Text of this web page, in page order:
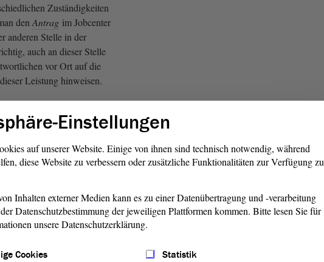
Zuständigkeiten
den Antrag im Jobcenter
anderen Stelle in der
auch an dieser Stelle
vor Ort auf die
Leistung hinweisen.
Appell auch an die
und der freien
Jugendhilfe, auf das
zu machen - ich
schon sehr vorbildlich -
Möglichkeit der
Das Land kann den
wie man die
denn in den
Städten, denen das
obliegt,
Einstellungen
auf unserer Website. Einige von ihnen sind technisch notwendig, während
diese Website zu verbessern oder zusätzliche Funktionalitäten zur Verfügung zu
Inhalten externer Medien kann es zu einer Datenübertragung und -verarbeitung
Datenschutzbestimmung der jeweiligen Plattformen kommen. Bitte lesen Sie für
unsere Datenschutzerklärung.
Cookies
Statistik